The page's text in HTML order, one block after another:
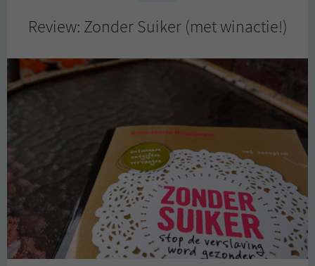
Review: Zonder Suiker (met winactie!)